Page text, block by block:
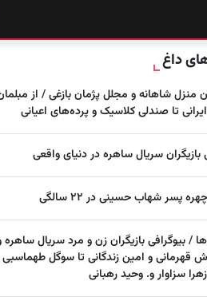
داغ
منزل شاهانه و مجلل پژمان بازغی / از
تا صندلی کلاسیک و پرده‌های اعیانی
سریال ساهره در دنیای واقعی
پسر شهاب حسینی در ۲۲ سالگی
/ بیوگرافی بازیگران زن و مرد سریال
قهرمانی و امین زندگانی تا سوگل
سزاوار و. وحید رهبانی